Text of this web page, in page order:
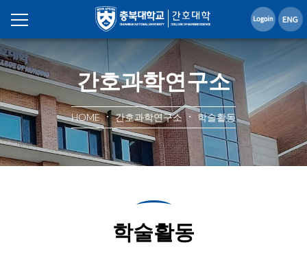
간호과학연구소
HOME 간호과학연구소 학술활동
학술활동